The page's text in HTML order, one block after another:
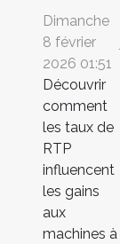
Dimanche
8 février
2026 01:51
Découvrir
comment
les taux de
RTP
influencent
les gains
aux
machines à